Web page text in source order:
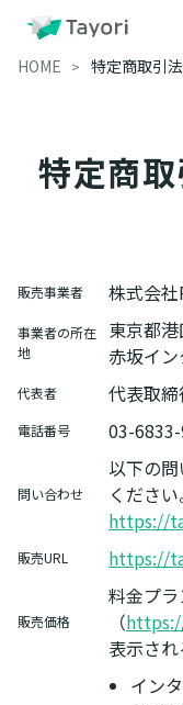
HOME 特定商取引
特定商
販売事業者 株式会社
事業者の所在
地
東京都
赤坂イ
代表者 代表取
電話番号 03-
問い合わせ
以下の
ください
https://
販売URL https://
販売価格
料金プ
（
表示さ
イン